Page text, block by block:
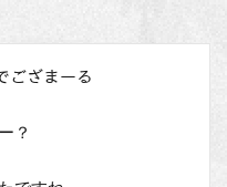
ござまーる
？